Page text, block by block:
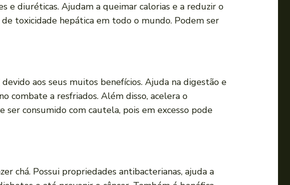
e diuréticas. Ajudam a queimar calorias e a reduzir o
toxicidade hepática em todo o mundo. Podem ser
aos seus muitos benefícios. Ajuda na digestão e
combate a resfriados. Além disso, acelera o
consumido com cautela, pois em excesso pode
chá. Possui propriedades antibacterianas, ajuda a